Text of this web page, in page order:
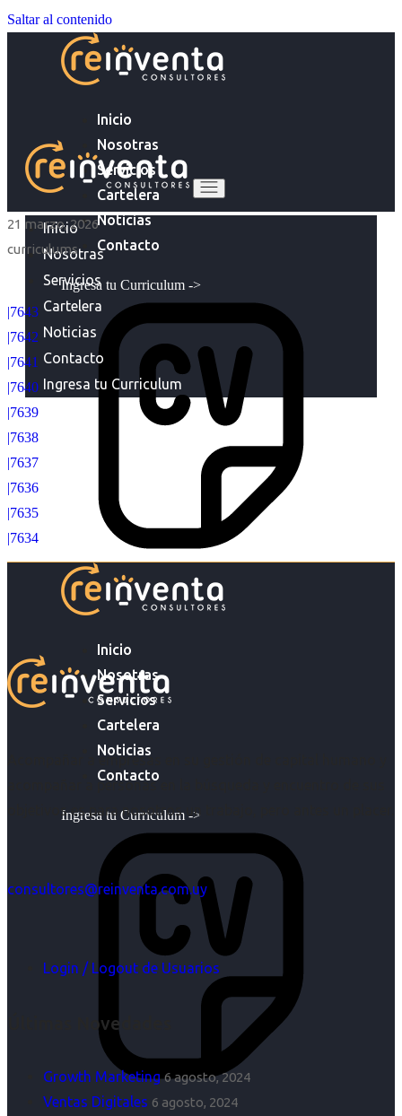
Saltar al contenido
Inicio
Nosotras
Servicios
Cartelera
Noticias
Contacto
Ingresa tu Curriculum ->
Inicio
Nosotras
Servicios
Cartelera
Noticias
Contacto
Ingresa tu Curriculum ->
Inicio
Nosotras
Servicios
Cartelera
Noticias
Contacto
Ingresa tu Curriculum
21 marzo, 2026
curriculums
|7643
|7642
|7641
|7640
|7639
|7638
|7637
|7636
|7635
|7634
Acompañar a empresas en su gestión de capital humano y
acompañar a personas en la búsqueda y encuentro de sus
objetivos es para nosotros un trabajo, pero antes un placer.
consultores@reinventa.com.uy
Login / Logout de Usuarios
Últimas Novedades
Growth Marketing 6 agosto, 2024
Ventas Digitales 6 agosto, 2024